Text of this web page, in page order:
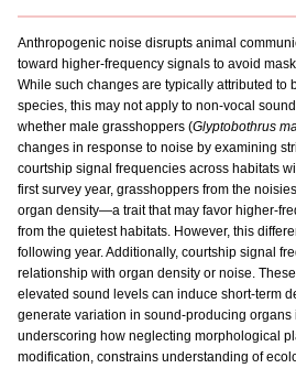
Anthropogenic noise disrupts animal
toward higher-frequency signals to avoid
While such changes are typically attributed to
species, this may not apply to non-vocal
whether male grasshoppers (Glyptobothrus
changes in response to noise by examining
courtship signal frequencies across habitats
first survey year, grasshoppers from the
organ density—a trait that may favor higher-
from the quietest habitats. However, this
following year. Additionally, courtship signal
relationship with organ density or noise.
elevated sound levels can induce short-term
generate variation in sound-producing
underscoring how neglecting morphological
modification, constrains understanding of